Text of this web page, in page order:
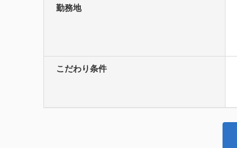
勤務地
こだわり条件